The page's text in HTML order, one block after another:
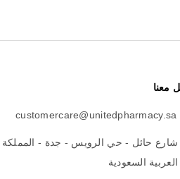
معنا
customercare@unitedpharmacy.sa
شارع حائل - حي الرويس - جدة - المملكة
العربية السعودية